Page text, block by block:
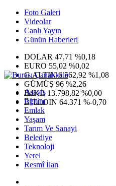
Foto Galeri
Videolar
Canlı Yayın
Günün Haberleri
DOLAR 47,71 %0,18
EURO 55,02 %0,02
G.ALTIN6.562,92 %1,08
GÜMÜŞ 96 %2,26
IMKB 13.798,82 %0,00
BITCOIN 64.371 %-0,70
Asayiş
Eğitim
Emlak
Yaşam
Tarım Ve Sanayi
Belediye
Teknoloji
Yerel
Resmî İlan